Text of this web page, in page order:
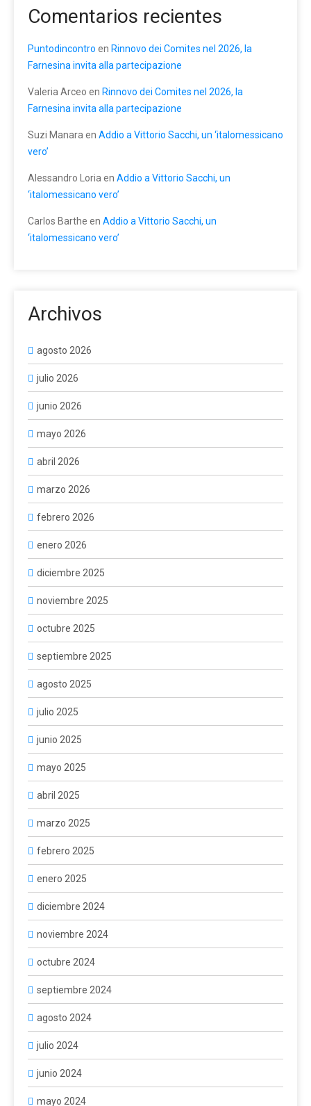
Comentarios recientes
Puntodincontro en Rinnovo dei Comites nel 2026, la
Farnesina invita alla partecipazione
Valeria Arceo en Rinnovo dei Comites nel 2026, la
Farnesina invita alla partecipazione
Suzi Manara en Addio a Vittorio Sacchi, un ‘italomessicano
vero’
Alessandro Loria en Addio a Vittorio Sacchi, un
‘italomessicano vero’
Carlos Barthe en Addio a Vittorio Sacchi, un
‘italomessicano vero’
Archivos
agosto 2026
julio 2026
junio 2026
mayo 2026
abril 2026
marzo 2026
febrero 2026
enero 2026
diciembre 2025
noviembre 2025
octubre 2025
septiembre 2025
agosto 2025
julio 2025
junio 2025
mayo 2025
abril 2025
marzo 2025
febrero 2025
enero 2025
diciembre 2024
noviembre 2024
octubre 2024
septiembre 2024
agosto 2024
julio 2024
junio 2024
mayo 2024